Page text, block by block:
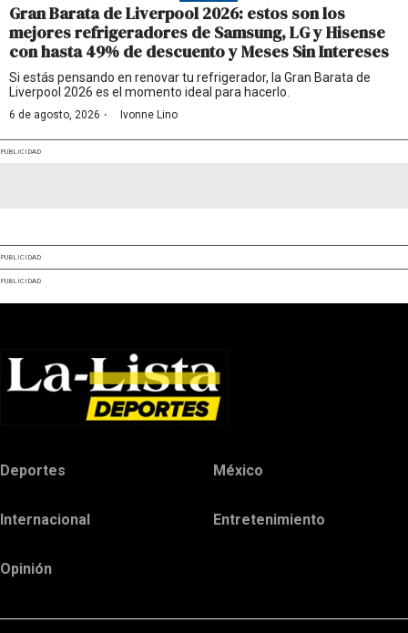
Gran Barata de Liverpool 2026: estos son los
mejores refrigeradores de Samsung, LG y Hisense
con hasta 49% de descuento y Meses Sin Intereses
Si estás pensando en renovar tu refrigerador, la Gran Barata de
Liverpool 2026 es el momento ideal para hacerlo.
6 de agosto, 2026 · Ivonne Lino
PUBLICIDAD
PUBLICIDAD
PUBLICIDAD
Deportes México
Internacional Entretenimiento
Opinión